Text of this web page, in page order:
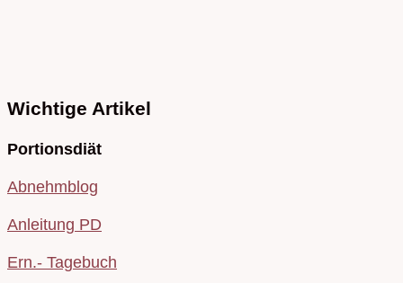
Wichtige Artikel
Portionsdiät
Abnehmblog
Anleitung PD
Ern.- Tagebuch